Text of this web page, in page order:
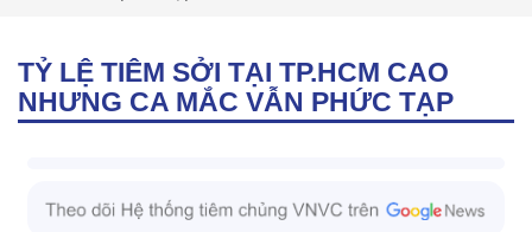
TỶ LỆ TIÊM SỞI TẠI TP.HCM CAO
NHƯNG CA MẮC VẪN PHỨC TẠP